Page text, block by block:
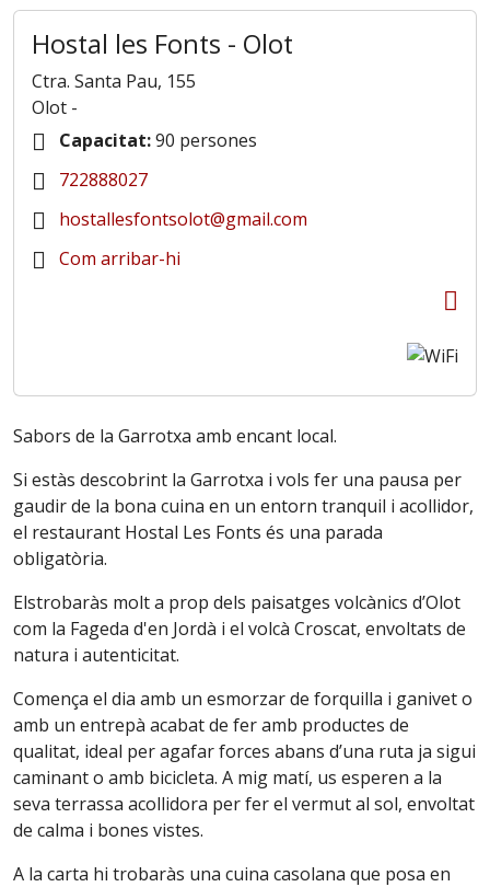
Hostal les Fonts - Olot
Ctra. Santa Pau, 155
Olot -
Capacitat:90 persones
722888027
hostallesfontsolot@gmail.com
Com arribar-hi
Sabors de la Garrotxa amb encant local.
Si estàs descobrint la Garrotxa i vols fer una pausa per
gaudir de la bona cuina en un entorn tranquil i acollidor,
el restaurant Hostal Les Fonts és una parada
obligatòria.
Elstrobaràs molt a prop dels paisatges volcànics d’Olot
com la Fageda d'en Jordà i el volcà Croscat, envoltats de
natura i autenticitat.
Comença el dia amb un esmorzar de forquilla i ganivet o
amb un entrepà acabat de fer amb productes de
qualitat, ideal per agafar forces abans d’una ruta ja sigui
caminant o amb bicicleta. A mig matí, us esperen a la
seva terrassa acollidora per fer el vermut al sol, envoltat
de calma i bones vistes.
A la carta hi trobaràs una cuina casolana que posa en